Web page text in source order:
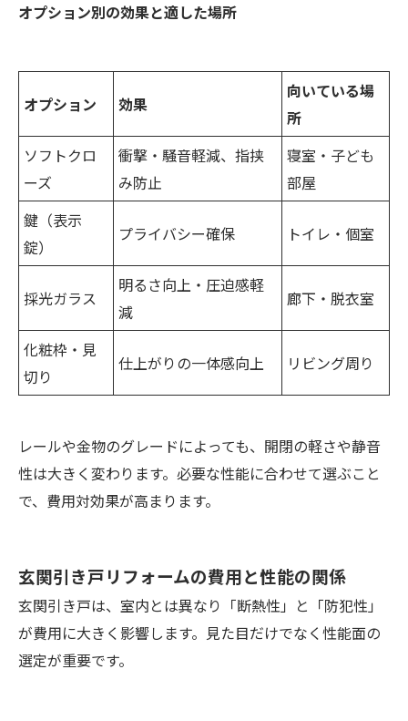
オプション別の効果と適した場所
オプション 効果
向いている場
所
ソフトクロ
ーズ
衝撃・騒音軽減、指挟
み防止
寝室・子ども
部屋
鍵（表示
錠）
プライバシー確保 トイレ・個室
採光ガラス
明るさ向上・圧迫感軽
減
廊下・脱衣室
化粧枠・見
切り
仕上がりの一体感向上 リビング周り
レールや金物のグレードによっても、開閉の軽さや静音
性は大きく変わります。必要な性能に合わせて選ぶこと
で、費用対効果が高まります。
玄関引き戸リフォームの費用と性能の関係
玄関引き戸は、室内とは異なり「断熱性」と「防犯性」
が費用に大きく影響します。見た目だけでなく性能面の
選定が重要です。